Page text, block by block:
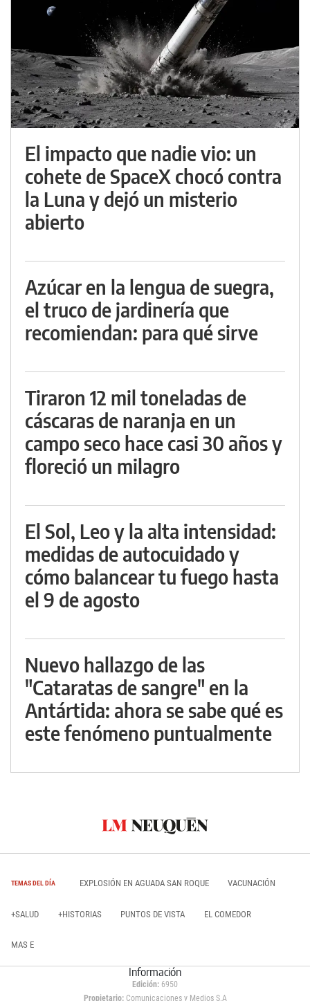
El impacto que nadie vio: un
cohete de SpaceX chocó contra
la Luna y dejó un misterio
abierto
Azúcar en la lengua de suegra,
el truco de jardinería que
recomiendan: para qué sirve
Tiraron 12 mil toneladas de
cáscaras de naranja en un
campo seco hace casi 30 años y
floreció un milagro
El Sol, Leo y la alta intensidad:
medidas de autocuidado y
cómo balancear tu fuego hasta
el 9 de agosto
Nuevo hallazgo de las
"Cataratas de sangre" en la
Antártida: ahora se sabe qué es
este fenómeno puntualmente
TEMAS DEL DÍA EXPLOSIÓN EN AGUADA SAN ROQUE VACUNACIÓN
+SALUD +HISTORIAS PUNTOS DE VISTA EL COMEDOR
MAS E
Información
Edición: 6950
Propietario:Comunicaciones y Medios S.A